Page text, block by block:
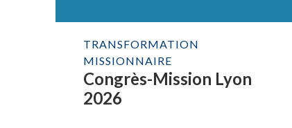
TRANSFORMATION
MISSIONNAIRE
Congrès-Mission Lyon
2026